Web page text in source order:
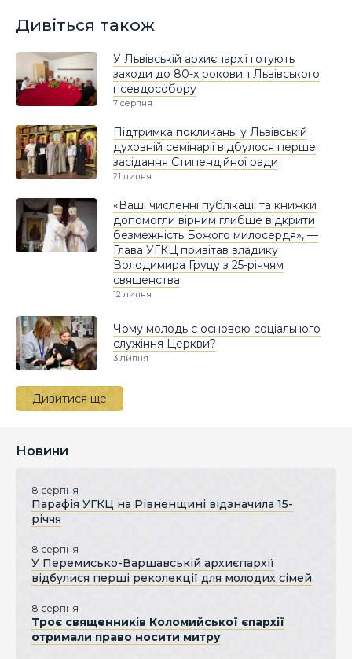
Дивіться також
У Львівській архиєпархії готують
заходи до 80-х роковин Львівського
псевдособору
7 серпня
Підтримка покликань: у Львівській
духовній семінарії відбулося перше
засідання Стипендійної ради
21 липня
«Ваші численні публікації та книжки
допомогли вірним глибше відкрити
безмежність Божого милосердя», —
Глава УГКЦ привітав владику
Володимира Груцу з 25-річчям
священства
12 липня
Чому молодь є основою соціального
служіння Церкви?
3 липня
Дивитися ще
Новини
8 серпня
Парафія УГКЦ на Рівненщині відзначила 15-
річчя
8 серпня
У Перемисько-Варшавській архиєпархії
відбулися перші реколекції для молодих сімей
8 серпня
Троє священників Коломийської єпархії
отримали право носити митру